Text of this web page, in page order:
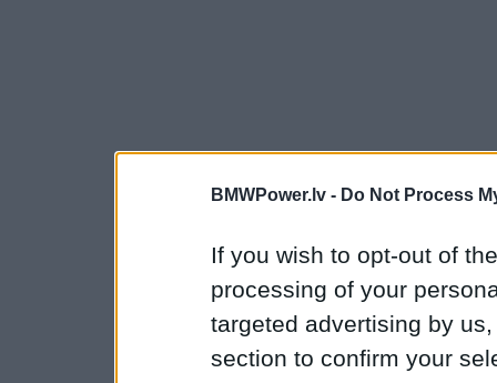
BMWPower.lv - Do Not Process
If you wish to opt-out of
processing of your
targeted advertising by
section to confirm your